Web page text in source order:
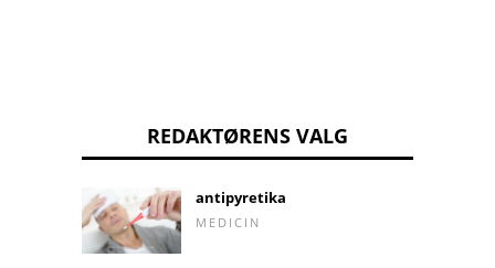
REDAKTØRENS VALG
antipyretika
MEDICIN